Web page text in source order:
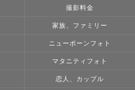
せ、その子らしい自然な表情やし
どちらも大切にします。🎁 七五三
出しを行っております。ご希望の
ーン
撮影料金
家族、ファミリー
ニューボーンフォト
マタニティフォト
恋人、カップル